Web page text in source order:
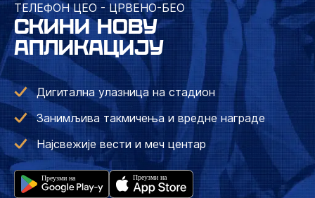
ТЕЛЕФОН ЦЕО - ЦРВЕНО-БЕО
СКИНИ НОВУ
АПЛИКАЦИЈУ
Дигитална улазница на стадион
Занимљива такмичења и вредне награде
Најсвежије вести и меч центар